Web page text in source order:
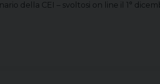
della CEI – svoltosi on line il 1°